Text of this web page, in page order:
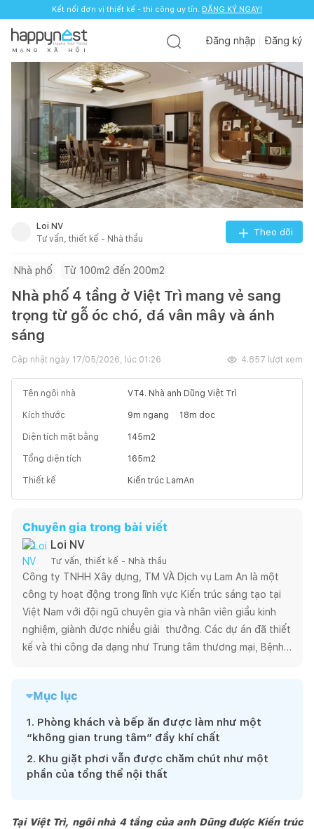
Kết nối đơn vị thiết kế - thi công uy tín. ĐĂNG KÝ NGAY!
M Ạ N G X Ã H Ộ I
Đăng nhập Đăng ký
Loi NV
Tư vấn, thiết kế - Nhà thầu
Theo dõi
Nhà phố Từ 100m2 đến 200m2
Nhà phố 4 tầng ở Việt Trì mang vẻ sang
trọng từ gỗ óc chó, đá vân mây và ánh
sáng
Cập nhật ngày 17/05/2026, lúc 01:26 4.857 lượt xem
Tên ngôi nhà VT4. Nhà anh Dũng Việt Trì
Kích thước 9m ngang 18m dọc
Diện tích mặt bằng 145m2
Tổng diện tích 165m2
Thiết kế Kiến trúc LamAn
Chuyên gia trong bài viết
Loi NV
Tư vấn, thiết kế - Nhà thầu
Công ty TNHH Xây dựng, TM VÀ Dịch vụ Lam An là một
công ty hoạt động trong lĩnh vực Kiến trúc sáng tạo tại
Việt Nam với đội ngũ chuyên gia và nhân viên giầu kinh
nghiệm, giành được nhiều giải  thưởng. Các dự án đã thiết
kế và thi công đa dạng như Trung tâm thương mại, Bệnh
mang tính bền vững. Để đạt được như vậy toàn bộ quá
trình thiết kế và thi công nằm trong một quy trình quản lý
nội bộ khoa học, cho phép chúng tôi cung cấp sản phẩm
một cách kịp thời nhất với chi phí hiệu quả.
LAMAN hướng tới một kiến trúc bền vững, thân thiện và
cao các giải pháp thiết kế mang lại giá trị thẩm mĩ  và kinh
Mục lục
1. Phòng khách và bếp ăn được làm như một
“không gian trung tâm” đầy khí chất
2. Khu giặt phơi vẫn được chăm chút như một
phần của tổng thể nội thất
Tại Việt Trì, ngôi nhà 4 tầng của anh Dũng được Kiến trúc